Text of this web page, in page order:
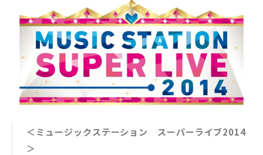
＜ミュージックステーション スーパーライブ2014
＞